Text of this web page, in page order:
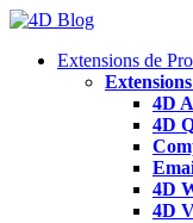
Skip
contentExtensions de
4D
4D
4D
4D